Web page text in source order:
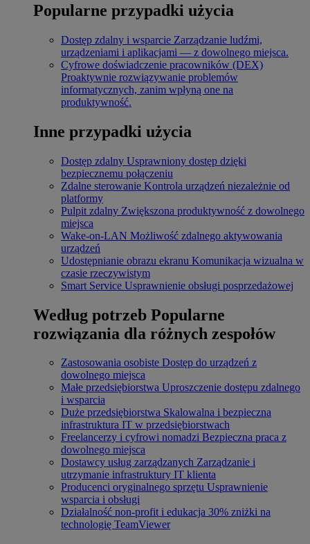
Popularne przypadki użycia
Dostęp zdalny i wsparcie Zarządzanie ludźmi,
urządzeniami i aplikacjami — z dowolnego miejsca.
Cyfrowe doświadczenie pracowników (DEX)
Proaktywnie rozwiązywanie problemów
informatycznych, zanim wpłyną one na
produktywność.
Inne przypadki użycia
Dostęp zdalny Usprawniony dostęp dzięki
bezpiecznemu połączeniu
Zdalne sterowanie Kontrola urządzeń niezależnie od
platformy
Pulpit zdalny Zwiększona produktywność z dowolnego
miejsca
Wake-on-LAN Możliwość zdalnego aktywowania
urządzeń
Udostępnianie obrazu ekranu Komunikacja wizualna w
czasie rzeczywistym
Smart Service Usprawnienie obsługi posprzedażowej
Według potrzeb Popularne
rozwiązania dla różnych zespołów
Zastosowania osobiste Dostęp do urządzeń z
dowolnego miejsca
Małe przedsiębiorstwa Uproszczenie dostępu zdalnego
i wsparcia
Duże przedsiębiorstwa Skalowalna i bezpieczna
infrastruktura IT w przedsiębiorstwach
Freelancerzy i cyfrowi nomadzi Bezpieczna praca z
dowolnego miejsca
Dostawcy usług zarządzanych Zarządzanie i
utrzymanie infrastruktury IT klienta
Producenci oryginalnego sprzętu Usprawnienie
wsparcia i obsługi
Działalność non-profit i edukacja 30% zniżki na
technologię TeamViewer